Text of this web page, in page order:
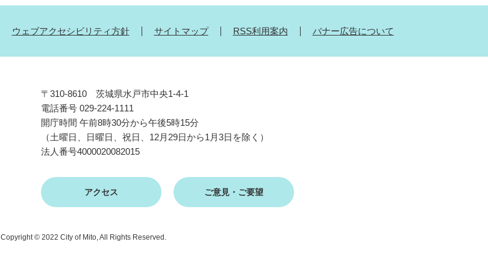
ウェブアクセシビリティ方針 サイトマップ RSS利用案内 バナー広告について
〒310-8610 茨城県水戸市中央1-4-1
電話番号 029-224-1111
開庁時間 午前8時30分から午後5時15分
（土曜日、日曜日、祝日、12月29日から1月3日を除く）
法人番号4000020082015
アクセス ご意見・ご要望
Copyright © 2022 City of Mito, All Rights Reserved.